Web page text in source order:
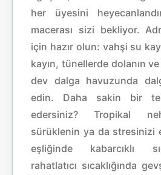
her üyesini
macerası sizi bekliyor.
için hazır olun: vahşi su
kayın, tünellerde dolanın
dev dalga havuzunda
edin. Daha sakin bir
edersiniz? Tropikal
sürüklenin ya da stresinizi
eşliğinde kabarcıklı
rahatlatıcı sıcaklığında